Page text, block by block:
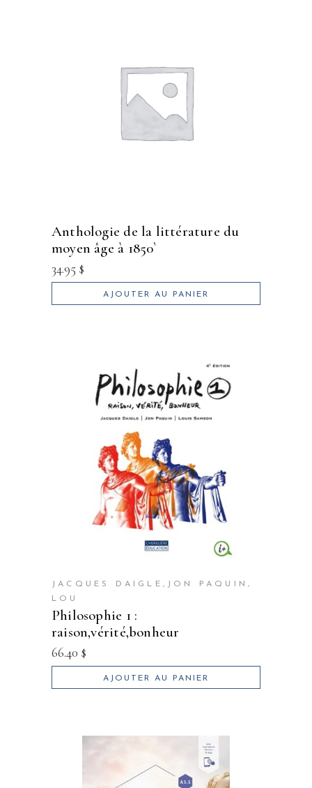
anthologie de la littérature du
moyen âge à 1850`
34.95 $
AJOUTER AU PANIER
JACQUES DAIGLE,JON PAQUIN,
LOU
philosophie 1 :
raison,vérité,bonheur
66.40 $
AJOUTER AU PANIER